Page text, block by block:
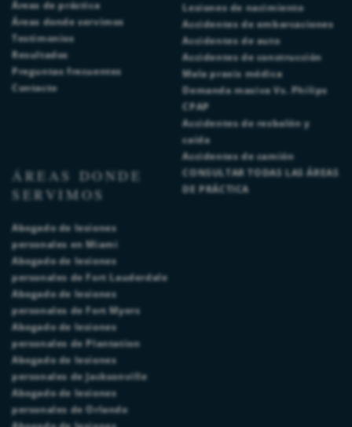
Áreas de práctica
Áreas donde servimos
Testimonios
Resultados
Preguntas frecuentes
Contacto
Lesiones de nacimiento
Accidentes de embarcaciones
Accidentes de auto
Accidentes de construcción
Mala praxis médica
Demanda masiva Vs. Philips
CPAP
Accidentes de resbalón y
caída
Accidentes de camión
CONSULTAR TODAS LAS ÁREAS
DE PRÁCTICA
ÁREAS DONDE
SERVIMOS
Abogado de lesiones
personales en Miami
Abogado de lesiones
personales de Fort Lauderdale
Abogado de lesiones
personales de Fort Myers
Abogado de lesiones
personales de Plantation
Abogado de lesiones
personales de Jacksonville
Abogado de lesiones
personales de Orlando